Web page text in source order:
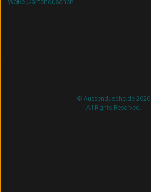
© Aussendusche.de 2026
All Rights Reserved.